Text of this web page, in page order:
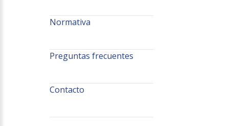
Normativa
Preguntas frecuentes
Contacto